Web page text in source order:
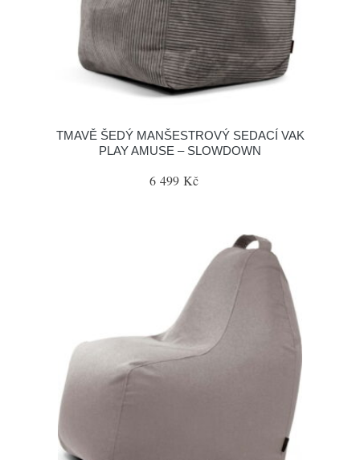
TMAVĚ ŠEDÝ MANŠESTROVÝ SEDACÍ VAK
PLAY AMUSE – SLOWDOWN
6 499 Kč